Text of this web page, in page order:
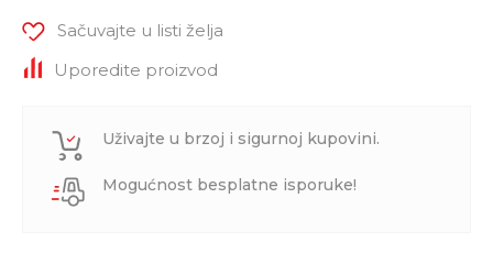
Sačuvajte u listi želja
Uporedite proizvod
Uživajte u brzoj i sigurnoj kupovini.
Mogućnost besplatne isporuke!